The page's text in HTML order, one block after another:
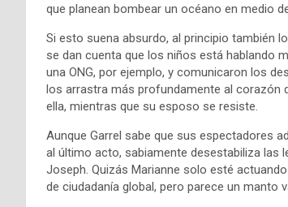
que planean bombear un océano en medio
Si esto suena absurdo, al principio también
se dan cuenta que los niños está hablando
una ONG, por ejemplo, y comunicaron los
los arrastra más profundamente al corazón
ella, mientras que su esposo se resiste.
Aunque Garrel sabe que sus espectadores
al último acto, sabiamente desestabiliza las
Joseph. Quizás Marianne solo esté
de ciudadanía global, pero parece un manto